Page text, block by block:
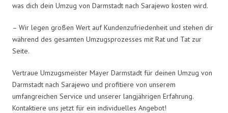
was dich dein Umzug von Darmstadt nach Sarajewo kosten wird.
– Wir legen großen Wert auf Kundenzufriedenheit und stehen dir
während des gesamten Umzugsprozesses mit Rat und Tat zur
Seite.
Vertraue Umzugsmeister Mayer Darmstadt für deinen Umzug von
Darmstadt nach Sarajewo und profitiere von unserem
umfangreichen Service und unserer langjährigen Erfahrung.
Kontaktiere uns jetzt für ein individuelles Angebot!